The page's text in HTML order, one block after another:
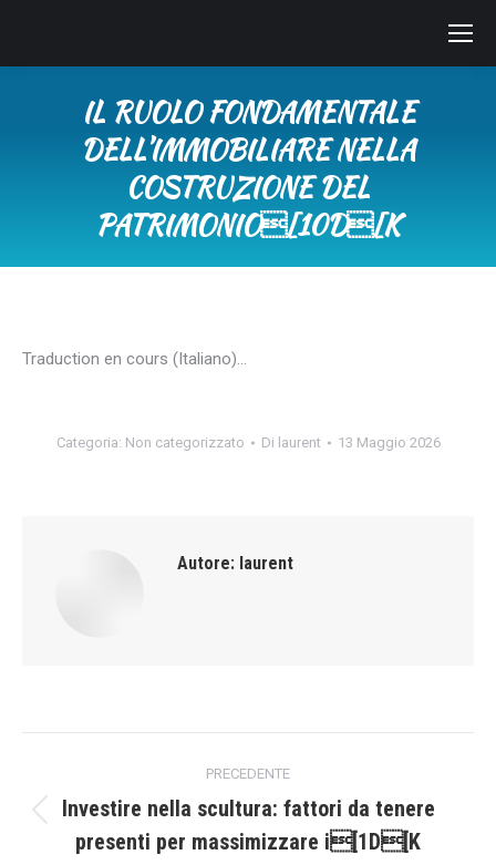
IL RUOLO FONDAMENTALE
DELL’IMMOBILIARE NELLA
COSTRUZIONE DEL
PATRIMONIO[10D[K
Traduction en cours (Italiano)…
Categoria: Non categorizzato Di laurent 13 Maggio 2026
Autore: laurent
tra
PRECEDENTE
precedente:
Investire nella scultura: fattori da tenere
presenti per massimizzare i[1D[K